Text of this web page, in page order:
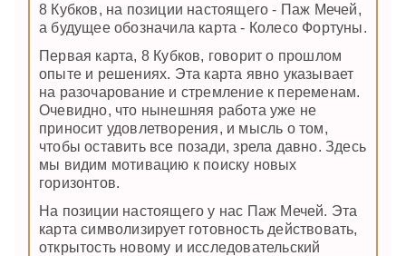
8 Кубков, на позиции настоящего - Паж Мечей,
а будущее обозначила карта - Колесо Фортуны.
Первая карта, 8 Кубков, говорит о прошлом
опыте и решениях. Эта карта явно указывает
на разочарование и стремление к переменам.
Очевидно, что нынешняя работа уже не
приносит удовлетворения, и мысль о том,
чтобы оставить все позади, зрела давно. Здесь
мы видим мотивацию к поиску новых
горизонтов.
На позиции настоящего у нас Паж Мечей. Эта
карта символизирует готовность действовать,
открытость новому и исследовательский